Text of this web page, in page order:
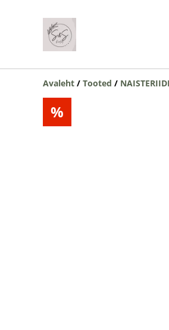
Avaleht / Tooted /
%